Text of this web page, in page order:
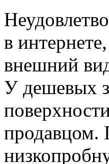
в
внешний
У дешевых
продавцом.